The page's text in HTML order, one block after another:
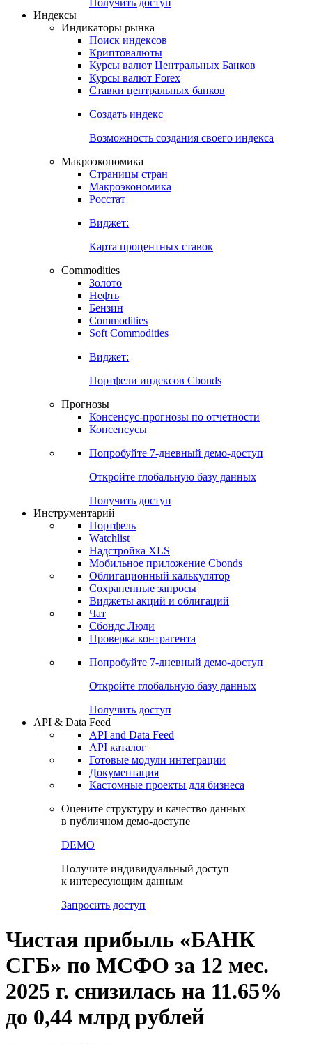
Получить доступ
Индексы
Индикаторы рынка
Поиск индексов
Криптовалюты
Курсы валют Центральных Банков
Курсы валют Forex
Ставки центральных банков
Создать индекс
Возможность создания своего индекса
Макроэкономика
Страницы стран
Макроэкономика
Росстат
Виджет:
Карта процентных ставок
Commodities
Золото
Нефть
Бензин
Commodities
Soft Commodities
Виджет:
Портфели индексов Cbonds
Прогнозы
Консенсус-прогнозы по отчетности
Консенсусы
Попробуйте 7-дневный демо-доступ
Откройте глобальную базу данных
Получить доступ
Инструментарий
Портфель
Watchlist
Надстройка XLS
Мобильное приложение Cbonds
Облигационный калькулятор
Сохраненные запросы
Виджеты акций и облигаций
Чат
Сбондс Люди
Проверка контрагента
Попробуйте 7-дневный демо-доступ
Откройте глобальную базу данных
Получить доступ
API & Data Feed
API and Data Feed
API каталог
Готовые модули интеграции
Документация
Кастомные проекты для бизнеса
Оцените структуру и качество данных
в публичном демо-доступе
DEMO
Получите индивидуальный доступ
к интересующим данным
Запросить доступ
Чистая прибыль «БАНК
СГБ» по МСФО за 12 мес.
2025 г. снизилась на 11.65%
до 0,44 млрд рублей